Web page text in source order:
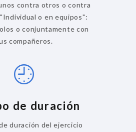
contra otros o contra
o en equipos":
o conjuntamente con
compañeros.
de duración
duración del ejercicio